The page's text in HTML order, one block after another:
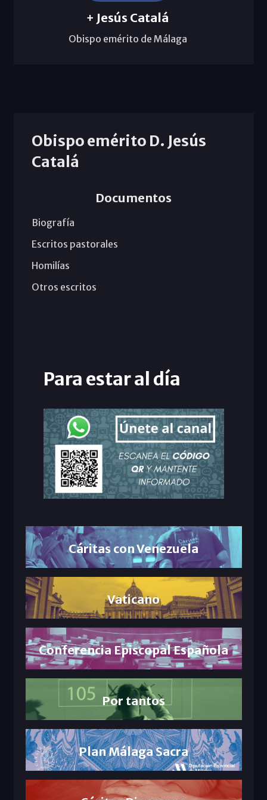
+ Jesús Catalá
Obispo emérito de Málaga
Obispo emérito D. Jesús
Catalá
Documentos
Biografía
Escritos pastorales
Homilías
Otros escritos
Para estar al día
Cáritas con Venezuela
Vaticano
Conferencia Episcopal Española
Por tantos
Plan Málaga Sacra